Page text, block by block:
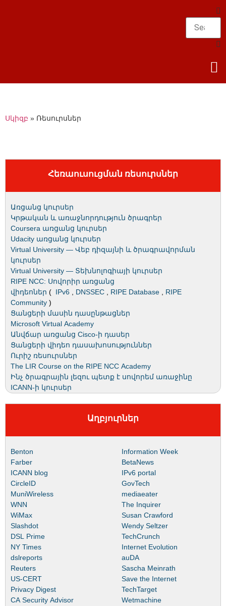
Սկիզբ » Ռեսուրսներ
Հեռաուսուցման ռեսուրսներ
Առցանց կուրսեր
Կրթական և առաջնորդություն ծրագրեր
Coursera առցանց կուրսեր
Udacity առցանց կուրսեր
Virtual University — Վեբ դիզայնի և ծրագրավորման
կուրսեր
Virtual University — Տեխնոլոգիայի կուրսեր
RIPE NCC: Սովորիր առցանց
վիդեոներ ( IPv6 DNSSEC RIPE Database
RIPE
Community )
Ցանցերի մասին դասընթացներ
Microsoft Virtual Academy
Անվճար առցանց Cisco-ի դասեր
Ցանցերի վիդեո դասախոսություններ
Ուրիշ ռեսուրսներ
The LIR Course on the RIPE NCC Academy
Ինչ ծրագրային լեզու պետք է սովորեմ առաջինը
ICANN-ի կուրսեր
Աղբյուրներ
Benton
Farber
ICANN blog
CircleID
MuniWireless
WNN
WiMax
Slashdot
DSL Prime
NY Times
dslreports
Reuters
US-CERT
Privacy Digest
CA Security Advisor
Information Week
BetaNews
IPv6 portal
GovTech
mediaeater
The Inquirer
Susan Crawford
Wendy Seltzer
TechCrunch
Internet Evolution
auDA
Sascha Meinrath
Save the Internet
TechTarget
Wetmachine